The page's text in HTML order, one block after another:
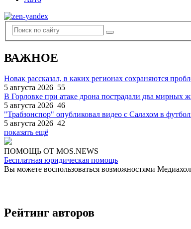
ВАЖНОЕ
Новак рассказал, в каких регионах сохраняются
5 августа 2026 55
В Горловке при атаке дрона пострадали два мирных
5 августа 2026 46
"Трабзонспор" опубликовал видео с Салахом в
5 августа 2026 42
показать ещё
ПОМОЩЬ ОТ MOS.NEWS
Бесплатная юридическая помощь
Вы можете воспользоваться возможностями
Рейтинг авторов